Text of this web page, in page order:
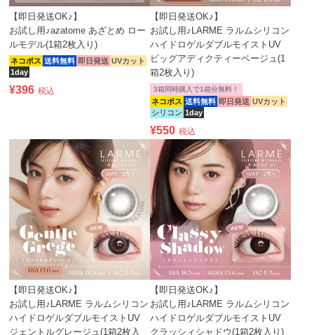
【即日発送OK♪】
お試し用♪azatome あざとめ ロー
ルモデル(1箱2枚入り)
ネコポス 送料無料 即日発送 UVカット
1day
¥396 税込
【即日発送OK♪】
お試し用♪LARME ラルムシリコン
ハイドロゲルダブルモイストUV
ビッグアディクティーベージュ(1
箱2枚入り)
ネコポス 送料無料 即日発送 UVカット
シリコン 1day
3箱同時購入で1箱分無料！
¥550 税込
【即日発送OK♪】
お試し用♪LARME ラルムシリコン
ハイドロゲルダブルモイストUV
ジェントルグレージュ(1箱2枚入
【即日発送OK♪】
お試し用♪LARME ラルムシリコン
ハイドロゲルダブルモイストUV
クラッシィシャドウ(1箱2枚入り)